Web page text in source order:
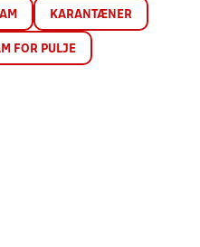
KARANTÆNER
FOR PULJE